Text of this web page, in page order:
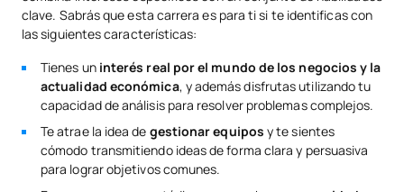
clave. Sabrás que esta carrera es para ti si te identificas con
las siguientes características:
Tienes un interés real por el mundo de los negocios y la
actualidad económica, y además disfrutas utilizando tu
capacidad de análisis para resolver problemas complejos.
Te atrae la idea de gestionar equipos y te sientes
cómodo transmitiendo ideas de forma clara y persuasiva
para lograr objetivos comunes.